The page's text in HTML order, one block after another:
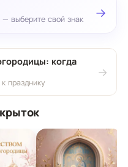
выберите свой знак →
когда
празднику
→